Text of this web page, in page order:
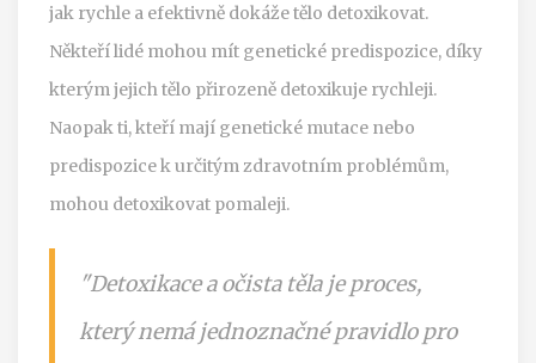
jak rychle a efektivně dokáže tělo detoxikovat.
Někteří lidé mohou mít genetické predispozice, díky
kterým jejich tělo přirozeně detoxikuje rychleji.
Naopak ti, kteří mají genetické mutace nebo
predispozice k určitým zdravotním problémům,
mohou detoxikovat pomaleji.
"Detoxikace a očista těla je proces,
který nemá jednoznačné pravidlo pro